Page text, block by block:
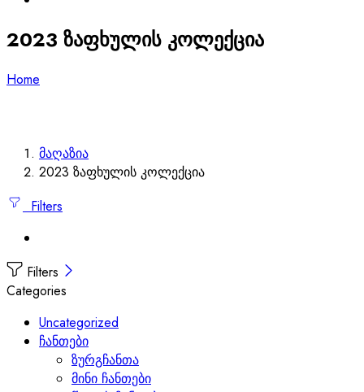
2023 ზაფხულის კოლექცია
Home
მაღაზია
2023 ზაფხულის კოლექცია
Filters
Filters
Categories
Uncategorized
ჩანთები
ზურგჩანთა
მინი ჩანთები